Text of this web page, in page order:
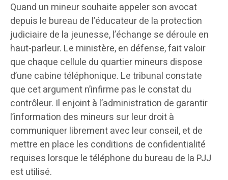
Quand un mineur souhaite appeler son avocat
depuis le bureau de l’éducateur de la protection
judiciaire de la jeunesse, l’échange se déroule en
haut-parleur. Le ministère, en défense, fait valoir
que chaque cellule du quartier mineurs dispose
d’une cabine téléphonique. Le tribunal constate
que cet argument n’infirme pas le constat du
contrôleur. Il enjoint à l’administration de garantir
l’information des mineurs sur leur droit à
communiquer librement avec leur conseil, et de
mettre en place les conditions de confidentialité
requises lorsque le téléphone du bureau de la PJJ
est utilisé.